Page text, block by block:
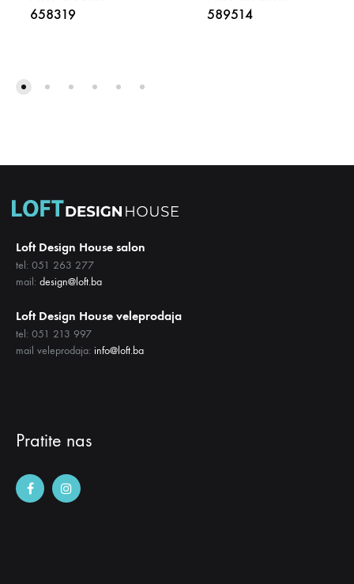
658319
589514
Loft Design House salon
tel: 051 263 277
mail: design@loft.ba
Loft Design House veleprodaja
tel: 051 213 997
mail veleprodaja: info@loft.ba
Pratite nas